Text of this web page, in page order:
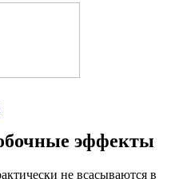
эффекты
не всасываются в